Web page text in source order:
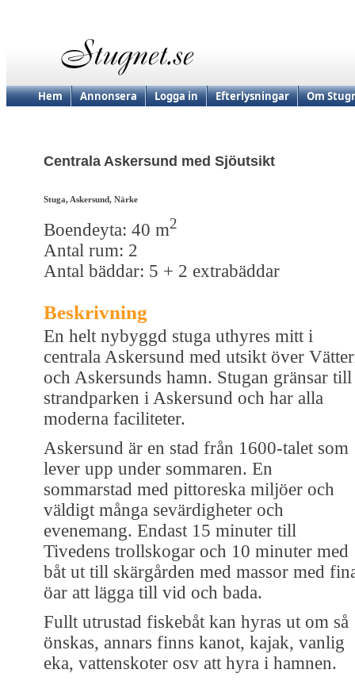
Hem Annonsera Logga in Efterlysningar Om
Centrala Askersund med Sjöutsikt
Stuga, Askersund, Närke
Boendeyta: 40 m2
Antal rum: 2
Antal bäddar: 5 + 2 extrabäddar
Beskrivning
En helt nybyggd stuga uthyres mitt i
centrala Askersund med utsikt över
och Askersunds hamn. Stugan gränsar till
strandparken i Askersund och har alla
moderna faciliteter.
Askersund är en stad från 1600-talet som
lever upp under sommaren. En
sommarstad med pittoreska miljöer och
väldigt många sevärdigheter och
evenemang. Endast 15 minuter till
Tivedens trollskogar och 10 minuter med
båt ut till skärgården med massor med
öar att lägga till vid och bada.
Fullt utrustad fiskebåt kan hyras ut om så
önskas, annars finns kanot, kajak, vanlig
eka, vattenskoter osv att hyra i hamnen.